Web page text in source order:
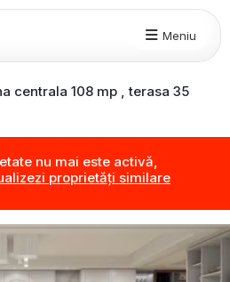
Meniu
centrala 108 mp , terasa 35
nu mai este activă,
proprietăți similare